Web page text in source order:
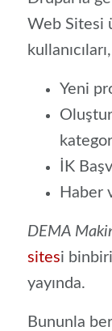
Web Sitesi
kullanıcıları,
Yeni
İK
Haber
DEMA
sitesi
yayında.
Bununla